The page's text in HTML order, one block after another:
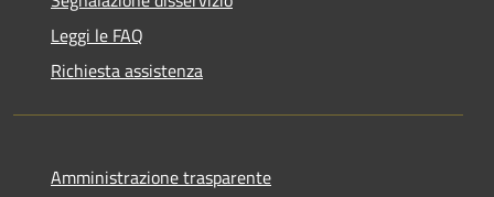
Leggi le FAQ
Richiesta assistenza
Amministrazione trasparente